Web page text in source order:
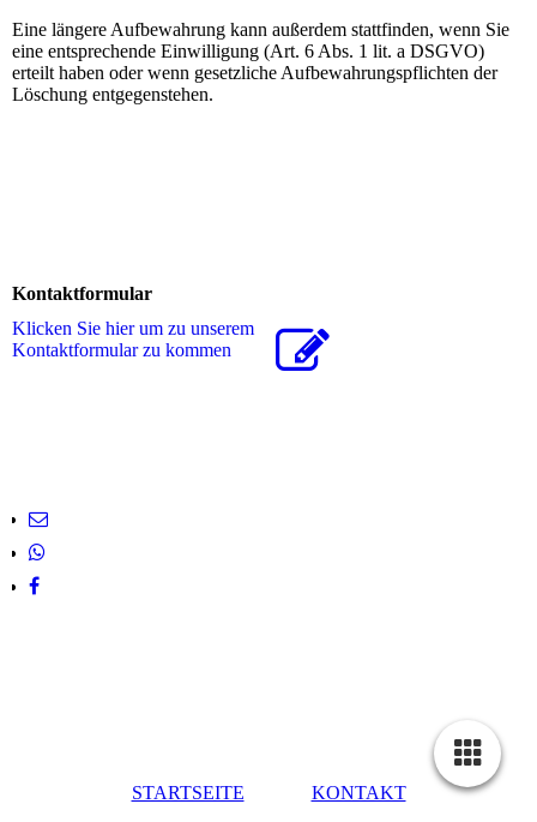
Eine längere Aufbewahrung kann außerdem stattfinden, wenn Sie
eine entsprechende Einwilligung (Art. 6 Abs. 1 lit. a DSGVO)
erteilt haben oder wenn gesetzliche Aufbewahrungspflichten der
Löschung entgegenstehen.
Kontaktformular
Klicken Sie hier um zu unserem
Kon­takt­for­mu­lar zu kommen
STARTSEITE KONTAKT